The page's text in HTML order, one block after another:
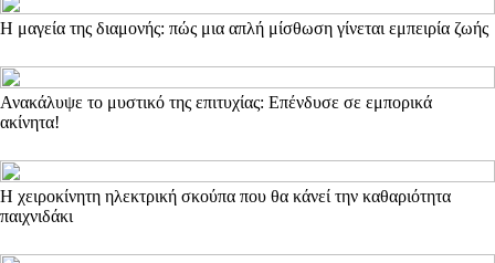
Η μαγεία της διαμονής: πώς μια απλή μίσθωση γίνεται εμπειρία ζωής
Ανακάλυψε το μυστικό της επιτυχίας: Επένδυσε σε εμπορικά
ακίνητα!
Η χειροκίνητη ηλεκτρική σκούπα που θα κάνεί την καθαριότητα
παιχνιδάκι